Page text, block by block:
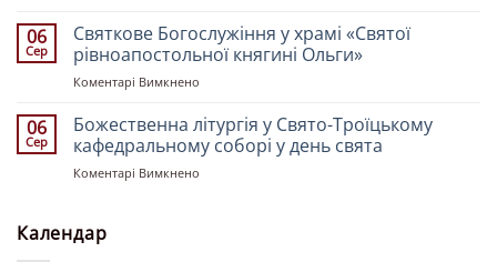
і
Олени»
літургія
храмі
06
Сер
Святкове Богослужіння у храмі «Святої
рівноапостольної княгині Ольги»
Коментарі Вимкнено
Богослужіння
храмі
06
Сер
Божественна літургія у Свято-Троїцькому
кафедральному соборі у день свята
Коментарі Вимкнено
Календар